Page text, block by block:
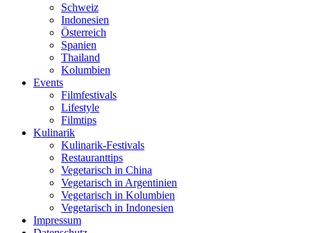
Schweiz
Indonesien
Österreich
Spanien
Thailand
Kolumbien
Events
Filmfestivals
Lifestyle
Filmtips
Kulinarik
Kulinarik-Festivals
Restauranttips
Vegetarisch in China
Vegetarisch in Argentinien
Vegetarisch in Kolumbien
Vegetarisch in Indonesien
Impressum